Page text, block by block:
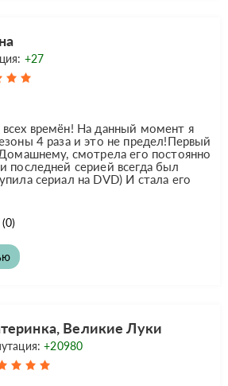
+27
времён! На данный момент я
4 раза и это не предел!Первый
смотрела его постоянно
последней серией всегда был
сериал на DVD) И стала его
(0)
Великие Луки
+20980